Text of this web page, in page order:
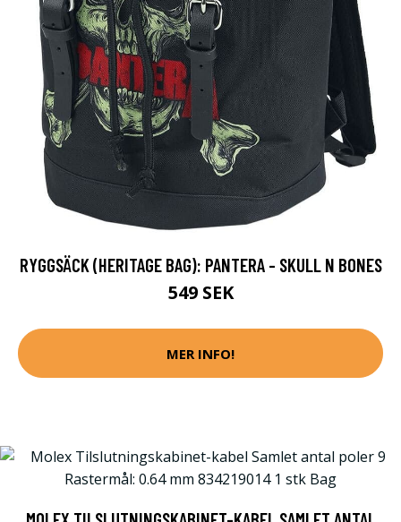
RYGGSÄCK (HERITAGE BAG): PANTERA - SKULL N BONES
549 SEK
MER INFO!